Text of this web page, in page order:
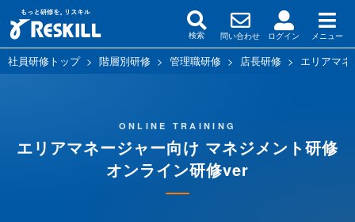
検索 問い合わせ ログイン メニュー
社員研修トップ> 階層別研修 > 管理職研修 > 店長研修 > エリアマ
ONLINE TRAINING
エリアマネージャー向け マネジメント研修
オンライン研修ver